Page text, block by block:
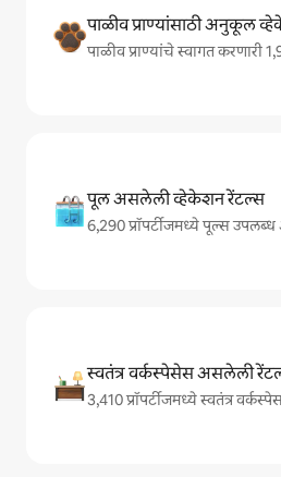
पाळीव प्राण्यांसाठी अनुकूल
पाळीव प्राण्यांचे स्वागत करणारी
पूल असलेली व्हेकेशन रेंटल्स
6,290 प्रॉपर्टीजमध्ये पूल्स
स्वतंत्र वर्कस्पेसेस असलेली
3,410 प्रॉपर्टीजमध्ये स्वतंत्र